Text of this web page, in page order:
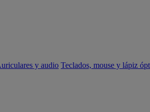
y audio Teclados, mouse y lápiz